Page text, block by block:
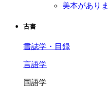
美本があり
古書
書誌学・目録
言語学
国語学